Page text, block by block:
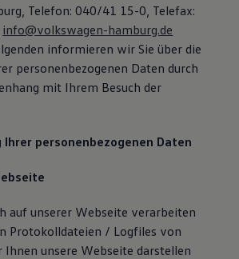
Telefon: 040/41 15-0, Telefax:
info@volkswagen-hamburg.de
informieren wir Sie über die
personenbezogenen Daten durch
mit Ihrem Besuch der
Ihrer personenbezogenen Daten
auf unserer Webseite verarbeiten
Protokolldateien / Logfiles von
unsere Webseite darstellen